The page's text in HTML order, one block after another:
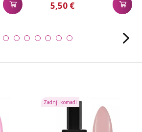
5,50 €
Zadnji komadi